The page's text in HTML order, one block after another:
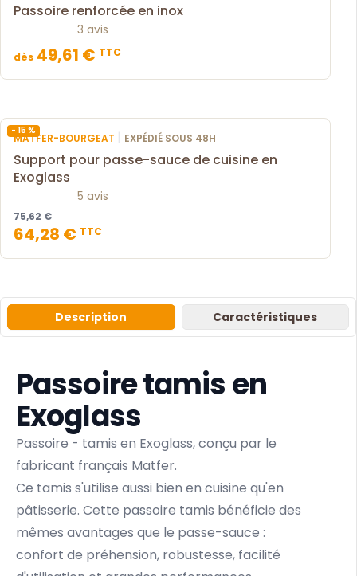
Passoire renforcée en inox
3 avis
dès 49,61 € TTC
- 15 %
MATFER-BOURGEAT | EXPÉDIÉ SOUS 48H
Support pour passe-sauce de cuisine en
Exoglass
5 avis
75,62 €
64,28 € TTC
Description Caractéristiques
Passoire tamis en
Exoglass
Passoire - tamis en Exoglass, conçu par le
fabricant français Matfer.
Ce tamis s'utilise aussi bien en cuisine qu'en
pâtisserie. Cette passoire tamis bénéficie des
mêmes avantages que le passe-sauce :
confort de préhension, robustesse, facilité